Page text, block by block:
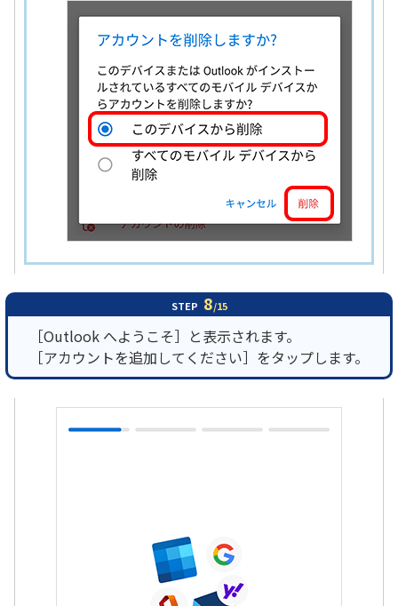
STEP 8/15
［Outlook へようこそ］と表示されます。
［アカウントを追加してください］をタップします。